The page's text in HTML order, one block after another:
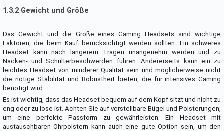
1.3.2 Gewicht und Größe
Das Gewicht und die Größe eines Gaming Headsets sind wichtige
Faktoren, die beim Kauf berücksichtigt werden sollten. Ein schweres
Headset kann nach längerem Tragen unangenehm werden und zu
Nacken- und Schulterbeschwerden führen. Andererseits kann ein zu
leichtes Headset von minderer Qualität sein und möglicherweise nicht
die nötige Stabilität und Robustheit bieten, die für intensives Gaming
benötigt wird.
Es ist wichtig, dass das Headset bequem auf dem Kopf sitzt und nicht zu
eng oder zu lose ist. Achten Sie auf verstellbare Bügel und Polsterungen,
um eine perfekte Passform zu gewährleisten. Ein Headset mit
austauschbaren Ohrpolstern kann auch eine gute Option sein, um den